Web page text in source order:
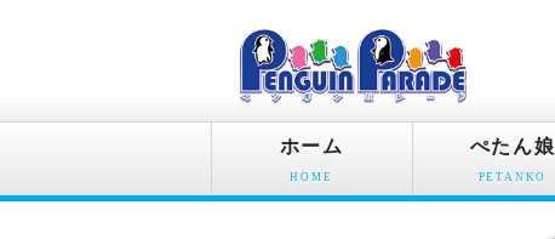
ホーム
HOME
ぺたん娘
PETANKO